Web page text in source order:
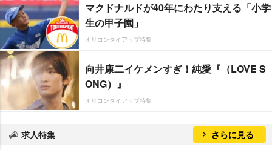
マクドナルドが40年にわたり支える「小学
生の甲子園」
オリコンタイアップ特集
向井康二イケメンすぎ！純愛『（LOVE S
ONG）』
オリコンタイアップ特集
求人特集 さらに見る